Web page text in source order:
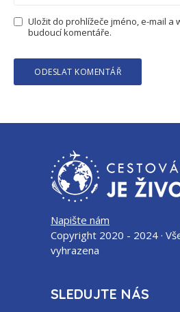
Uložit do prohlížeče jméno, e-mail a
budoucí komentáře.
Napište nám
Copyright 2020 - 2024 ·
vyhrazena
SLEDUJTE NÁS